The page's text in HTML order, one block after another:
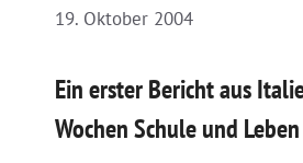
19. Oktober 2004
Ein erster Bericht aus
Wochen Schule und